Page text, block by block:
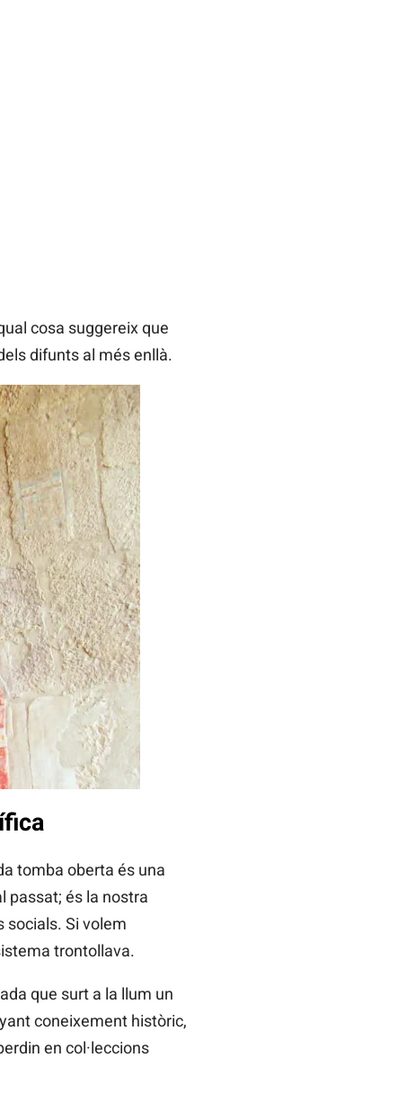
cosa suggereix que
difunts al més enllà.
tomba oberta és una
passat; és la nostra
socials. Si volem
trontollava.
que surt a la llum un
coneixement històric,
en col·leccions